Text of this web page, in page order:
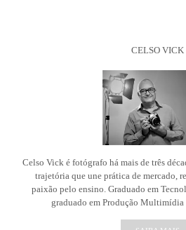
CELSO VICK
Celso Vick é fotógrafo há mais de três
trajetória que une prática de mercado,
paixão pelo ensino. Graduado em
graduado em Produção